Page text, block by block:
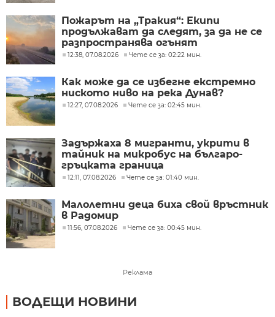
Пожарът на „Тракия“: Екипи
продължават да следят, за да не се
разпространява огънят
12:38, 07.08.2026 Чете се за: 02:22 мин.
Как може да се избегне екстремно
ниското ниво на река Дунав?
12:27, 07.08.2026 Чете се за: 02:45 мин.
Задържаха 8 мигранти, укрити в
тайник на микробус на българо-
гръцката граница
12:11, 07.08.2026 Чете се за: 01:40 мин.
Малолетни деца биха свой връстник
в Радомир
11:56, 07.08.2026 Чете се за: 00:45 мин.
Реклама
ВОДЕЩИ НОВИНИ